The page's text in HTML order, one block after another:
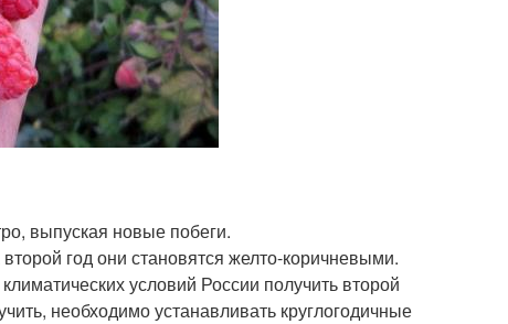
выпуская новые побеги.
год они становятся желто-коричневыми.
условий России получить второй
необходимо устанавливать круглогодичные